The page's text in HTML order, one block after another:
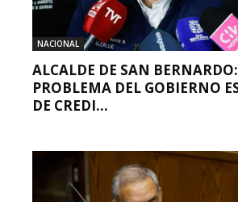
NACIONAL
ALCALDE DE SAN
PROBLEMA DEL GOBIERNO
DE CREDI...